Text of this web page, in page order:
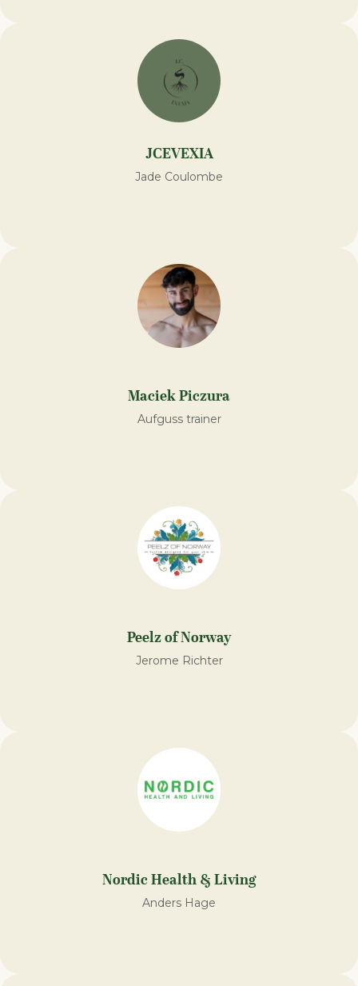
JCEVEXIA
Jade Coulombe
Maciek Piczura
Aufguss trainer
Peelz of Norway
Jerome Richter
Nordic Health & Living
Anders Hage